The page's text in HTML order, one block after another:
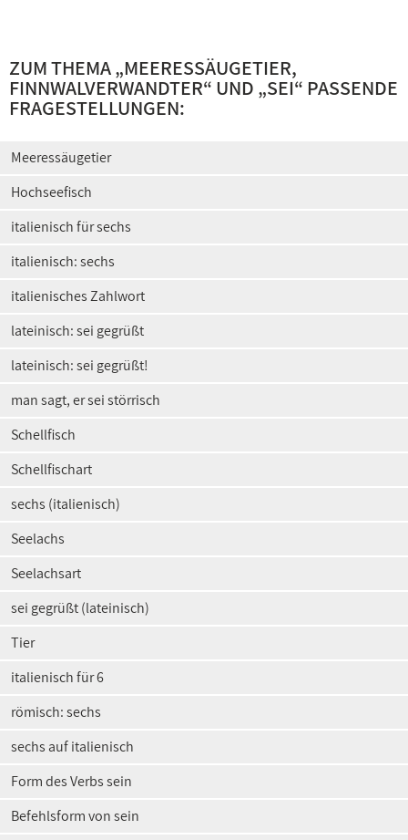
ZUM THEMA „MEERESSÄUGETIER,
FINNWALVERWANDTER“ UND „SEI“ PASSENDE
FRAGESTELLUNGEN:
Meeressäugetier
Hochseefisch
italienisch für sechs
italienisch: sechs
italienisches Zahlwort
lateinisch: sei gegrüßt
lateinisch: sei gegrüßt!
man sagt, er sei störrisch
Schellfisch
Schellfischart
sechs (italienisch)
Seelachs
Seelachsart
sei gegrüßt (lateinisch)
Tier
italienisch für 6
römisch: sechs
sechs auf italienisch
Form des Verbs sein
Befehlsform von sein